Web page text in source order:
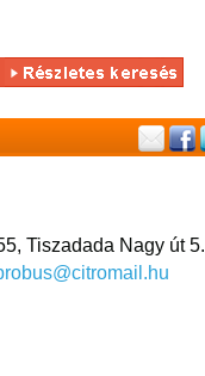
Tiszadada Nagy út 5.